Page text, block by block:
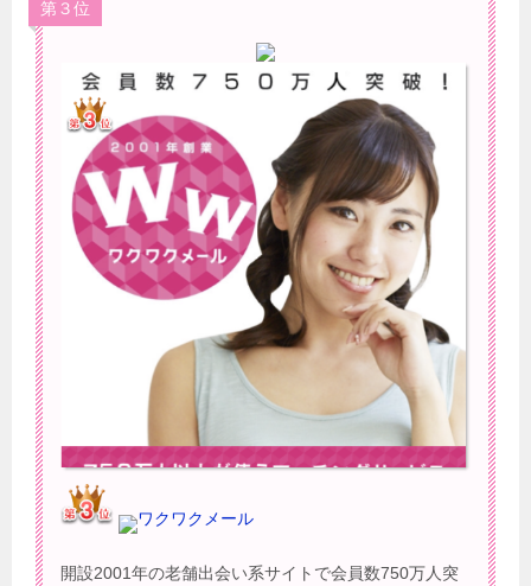
第３位
ワクワクメール
開設2001年の老舗出会い系サイトで会員数750万人突